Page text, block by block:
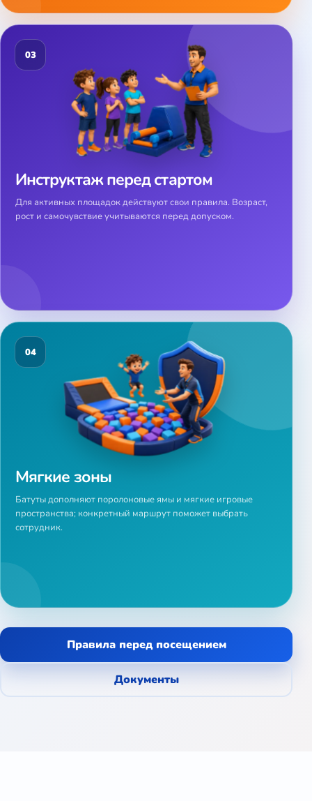
03
Инструктаж перед стартом
Для активных площадок действуют свои правила. Возраст,
рост и самочувствие учитываются перед допуском.
04
Мягкие зоны
Батуты дополняют поролоновые ямы и мягкие игровые
пространства; конкретный маршрут поможет выбрать
сотрудник.
Правила перед посещением
Документы